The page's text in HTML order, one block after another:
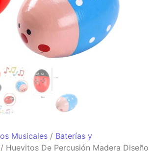
Musicales / Baterías y
/ Huevitos De Percusión Madera Diseño